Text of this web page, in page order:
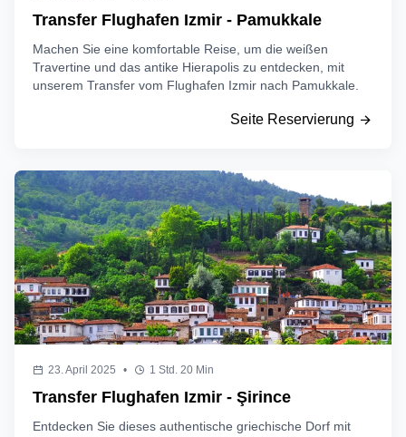
Transfer Flughafen Izmir - Pamukkale
Machen Sie eine komfortable Reise, um die weißen
Travertine und das antike Hierapolis zu entdecken, mit
unserem Transfer vom Flughafen Izmir nach Pamukkale.
Seite Reservierung
23. April 2025 • 1 Std. 20 Min
Transfer Flughafen Izmir - Şirince
Entdecken Sie dieses authentische griechische Dorf mit